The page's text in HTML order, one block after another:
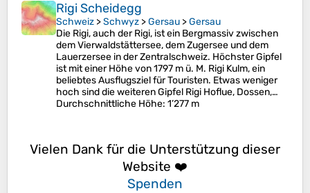
Rigi Scheidegg
Schweiz >Schwyz >Gersau >Gersau
Die Rigi, auch der Rigi, ist ein Bergmassiv zwischen
dem Vierwaldstättersee, dem Zugersee und dem
Lauerzersee in der Zentralschweiz. Höchster Gipfel
ist mit einer Höhe von 1797 m ü. M. Rigi Kulm, ein
beliebtes Ausflugsziel für Touristen. Etwas weniger
hoch sind die weiteren Gipfel Rigi Hoflue, Dossen,…
Durchschnittliche Höhe: 1’277 m
Vielen Dank für die Unterstützung dieser
Website ❤️
Spenden